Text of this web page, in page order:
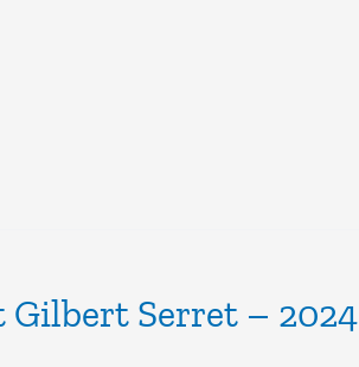
Gilbert Serret – 2024